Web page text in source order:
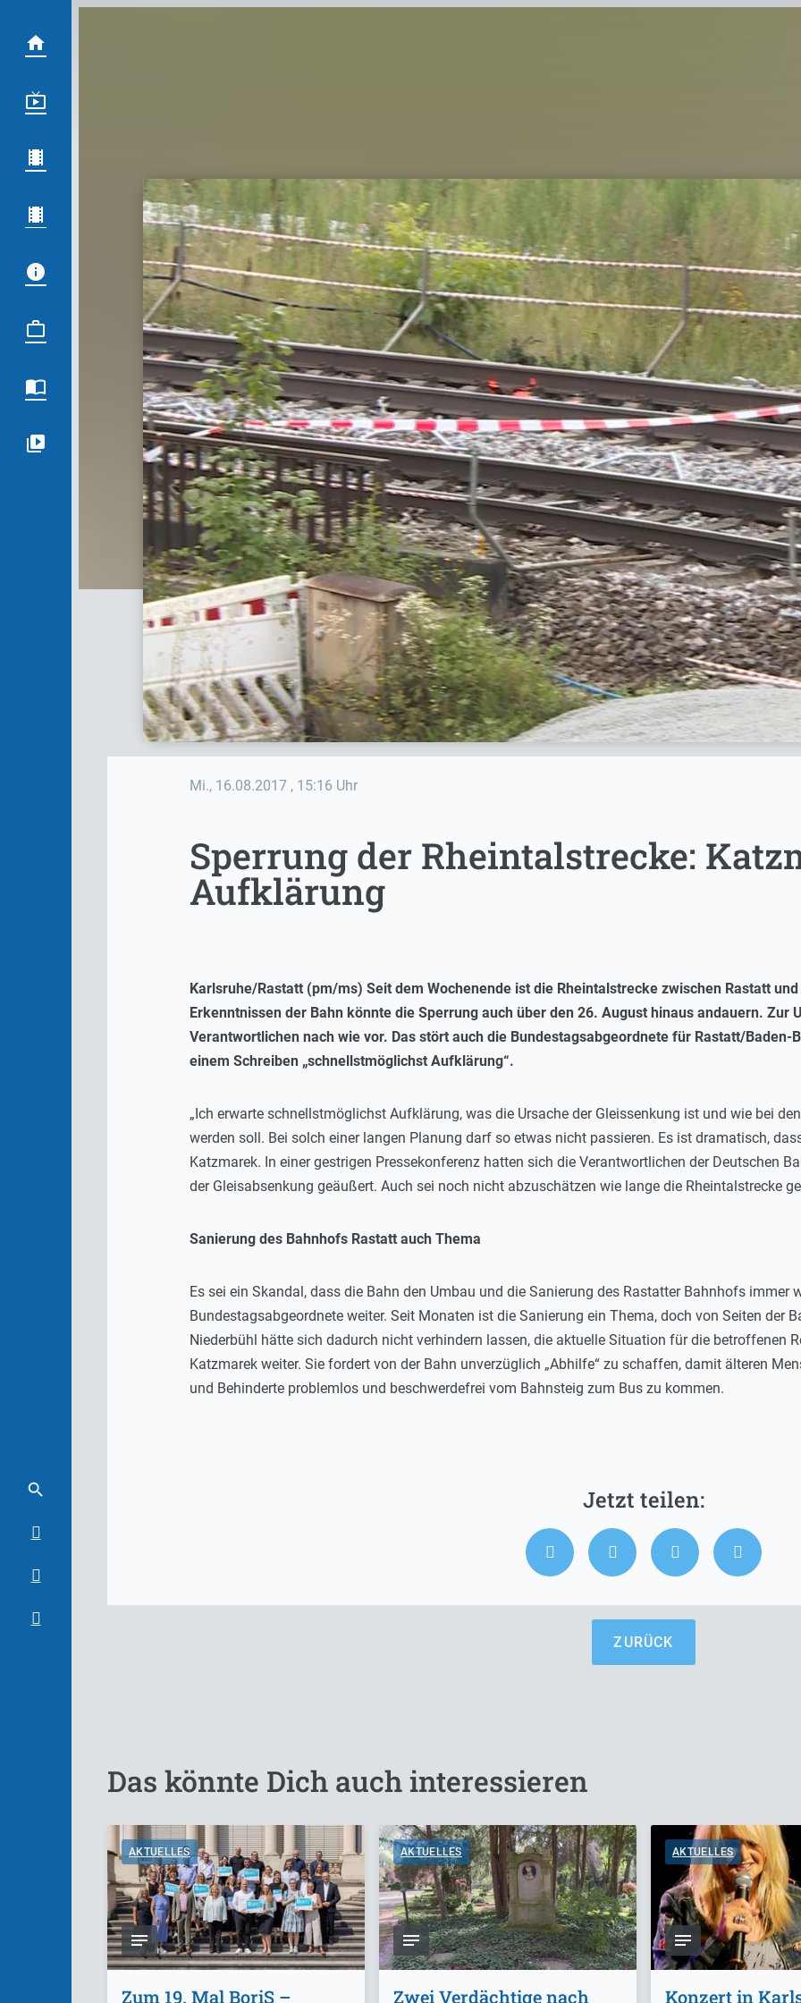
Mi., 16.08.2017 , 15:16 Uhr
Sperrung der Rheintalstrecke:
Aufklärung
Karlsruhe/Rastatt (pm/ms) Seit dem Wochenende ist die Rheintalstrecke zwischen Rastatt
Erkenntnissen der Bahn könnte die Sperrung auch über den 26. August hinaus andauern. Zur
Verantwortlichen nach wie vor. Das stört auch die Bundestagsabgeordnete für Rastatt/
einem Schreiben „schnellstmöglichst Aufklärung“.
„Ich erwarte schnellstmöglichst Aufklärung, was die Ursache der Gleissenkung ist und wie bei
werden soll. Bei solch einer langen Planung darf so etwas nicht passieren. Es ist dramatisch,
Katzmarek. In einer gestrigen Pressekonferenz hatten sich die Verantwortlichen der Deutschen
der Gleisabsenkung geäußert. Auch sei noch nicht abzuschätzen wie lange die Rheintalstrecke
Sanierung des Bahnhofs Rastatt auch Thema
Es sei ein Skandal, dass die Bahn den Umbau und die Sanierung des Rastatter Bahnhofs immer
Bundestagsabgeordnete weiter. Seit Monaten ist die Sanierung ein Thema, doch von Seiten der
Niederbühl hätte sich dadurch nicht verhindern lassen, die aktuelle Situation für die betroffenen
Katzmarek weiter. Sie fordert von der Bahn unverzüglich „Abhilfe“ zu schaffen, damit älteren
und Behinderte problemlos und beschwerdefrei vom Bahnsteig zum Bus zu kommen.
ZURÜCK
Das könnte Dich auch interessieren
AKTUELLES
Zum 19. Mal BoriS –
AKTUELLES
Zwei Verdächtige nach
AKTUELLES
Konzert in